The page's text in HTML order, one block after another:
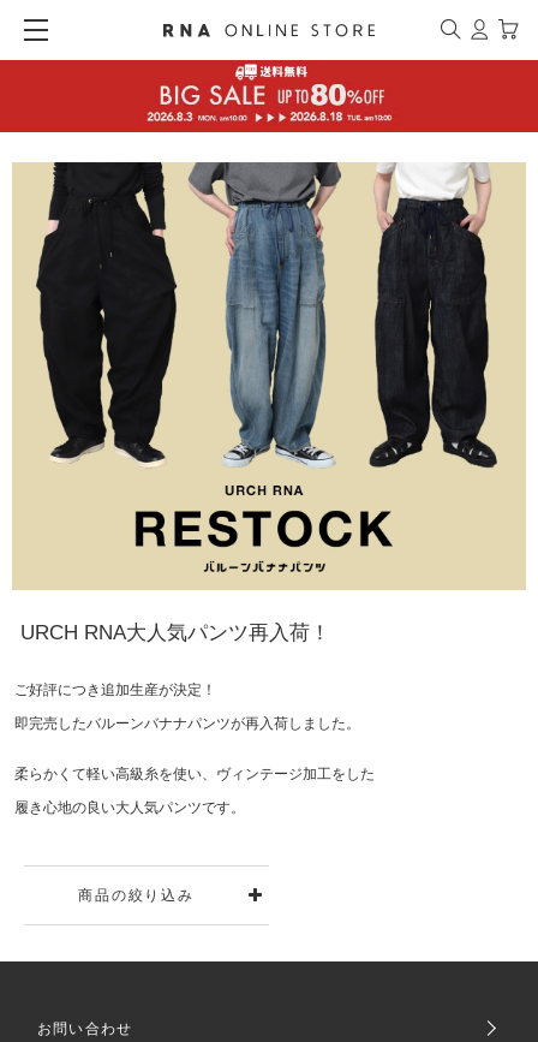
URCH RNA大人気パンツ再入荷！
ご好評につき追加生産が決定！
即完売したバルーンバナナパンツが再入荷しました。
柔らかくて軽い高級糸を使い、ヴィンテージ加工をした
履き心地の良い大人気パンツです。
商品の絞り込み
お問い合わせ